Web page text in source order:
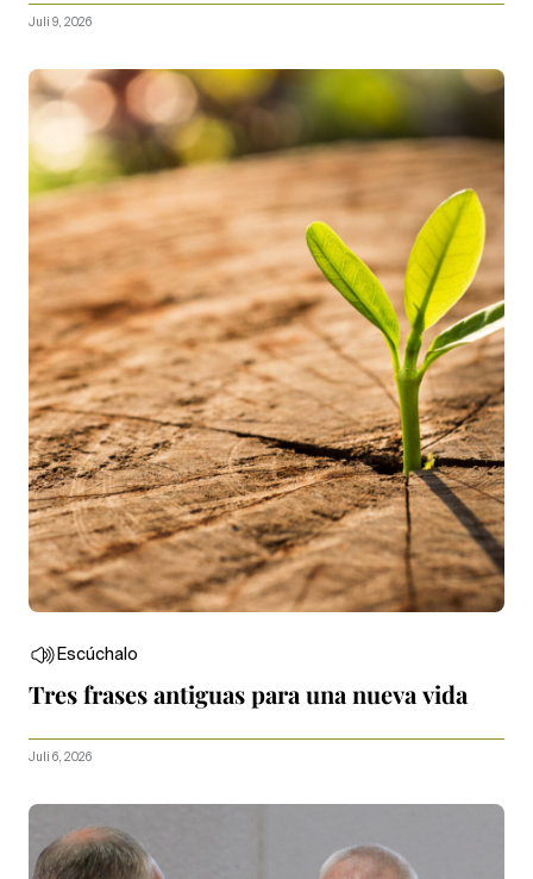
Juli 9, 2026
Escúchalo
Tres frases antiguas para una nueva vida
Juli 6, 2026